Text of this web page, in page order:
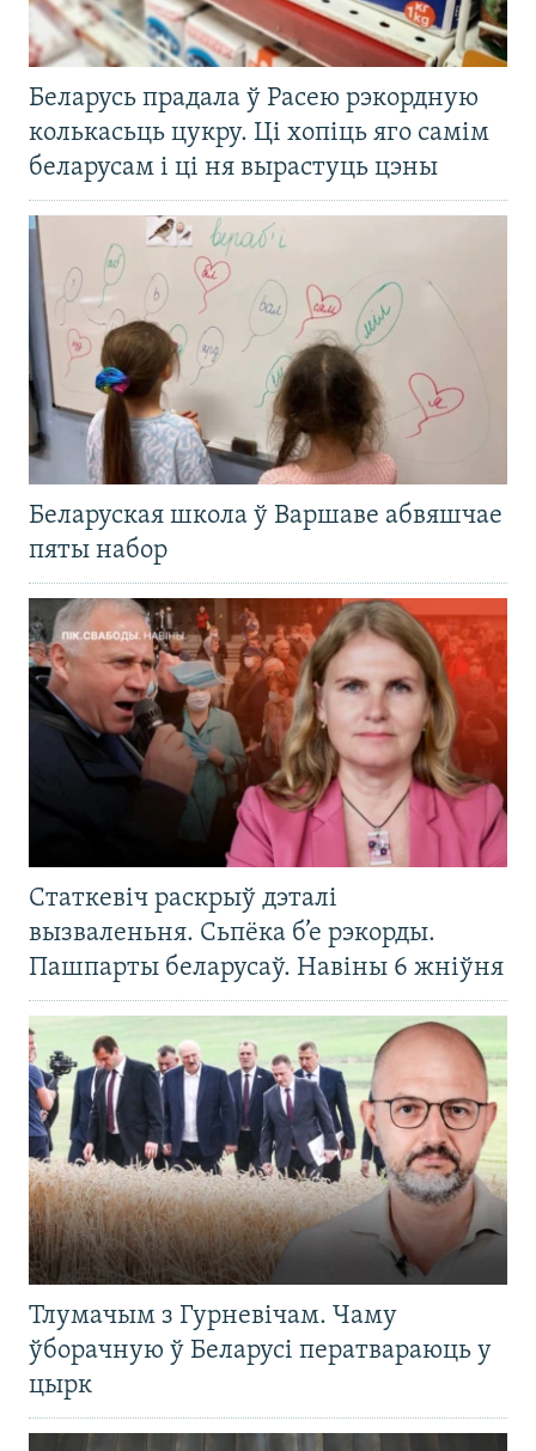
Беларусь прадала ў Расею рэкордную
колькасьць цукру. Ці хопіць яго самім
беларусам і ці ня вырастуць цэны
Беларуская школа ў Варшаве абвяшчае
пяты набор
Статкевіч раскрыў дэталі
вызваленьня. Сьпёка б’е рэкорды.
Пашпарты беларусаў. Навіны 6 жніўня
Тлумачым з Гурневічам. Чаму
ўборачную ў Беларусі ператвараюць у
цырк